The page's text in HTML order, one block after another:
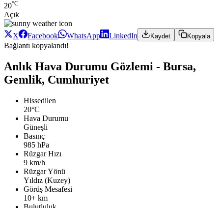
20°C
Açık
X Facebook WhatsApp LinkedIn Kaydet Kopyala
Bağlantı kopyalandı!
Anlık Hava Durumu Gözlemi - Bursa,
Gemlik, Cumhuriyet
Hissedilen
20°C
Hava Durumu
Güneşli
Basınç
985 hPa
Rüzgar Hızı
9 km/h
Rüzgar Yönü
Yıldız (Kuzey)
Görüş Mesafesi
10+ km